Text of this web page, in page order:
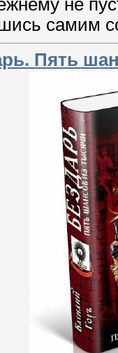
не
самим
Пять